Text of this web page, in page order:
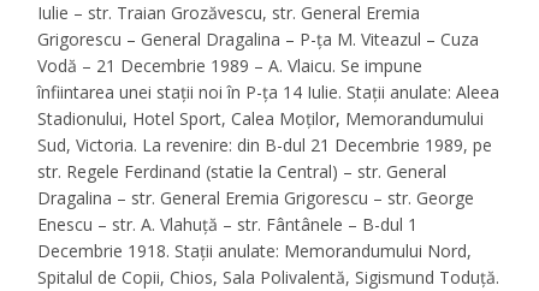
Iulie – str. Traian Grozăvescu, str. General Eremia
Grigorescu – General Dragalina – P-ța M. Viteazul – Cuza
Vodă – 21 Decembrie 1989 – A. Vlaicu. Se impune
înfiintarea unei stații noi în P-ța 14 Iulie. Stații anulate: Aleea
Stadionului, Hotel Sport, Calea Moților, Memorandumului
Sud, Victoria. La revenire: din B-dul 21 Decembrie 1989, pe
str. Regele Ferdinand (statie la Central) – str. General
Dragalina – str. General Eremia Grigorescu – str. George
Enescu – str. A. Vlahuță – str. Fântânele – B-dul 1
Decembrie 1918. Stații anulate: Memorandumului Nord,
Spitalul de Copii, Chios, Sala Polivalentă, Sigismund Toduță.